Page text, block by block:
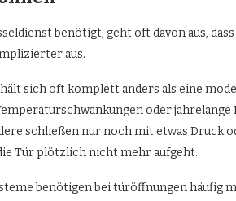
benötigt, geht oft davon aus,
aus.
sich oft komplett anders als eine
oder jahrelange
schließen nur noch mit etwas Druck
Tür plötzlich nicht mehr aufgeht.
benötigen bei türöffnungen häufig